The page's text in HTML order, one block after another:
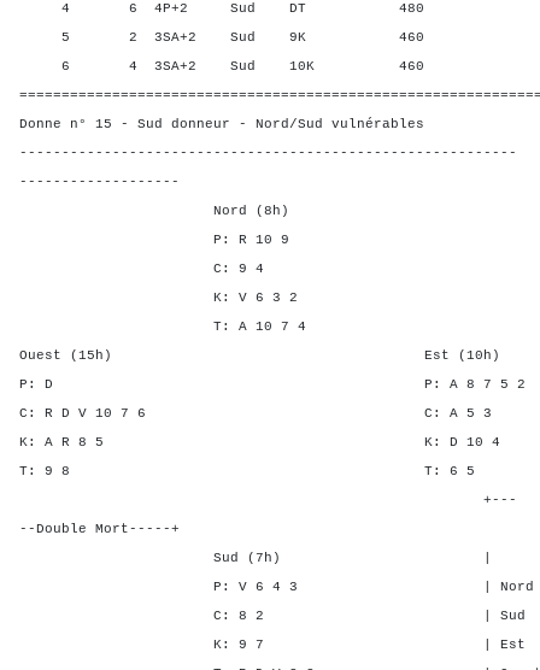
4 6 4P+2 Sud DT 480
5 2 3SA+2 Sud 9K 460
6 4 3SA+2 Sud 10K 460
Donne n° 15 - Sud donneur - Nord/Sud vulnérables
-----------------------------------------------------------
-------------------
Nord (8h)
P: R 10 9
C: 9 4
K: V 6 3 2
T: A 10 7 4
Ouest (15h) Est (10h)
P: D P: A 8 7
C: R D V 10 7 6 C: A
K: A R 8 5 K: D
T: 9 8 T: 6
+---
--Double Mort-----+
Sud (7h) | SA P C
P: V 6 4 3 | Nord 3 -
C: 8 2 | Sud 3 -
K: 9 7 | Est - 1 -